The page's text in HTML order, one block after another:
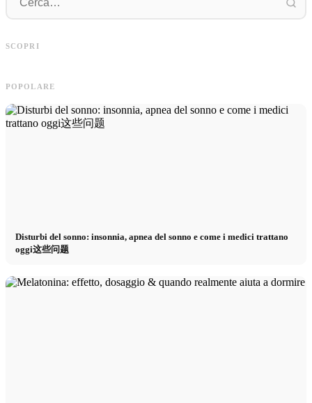
SCOPRI
grazie al marketing online mirato
POPOLARE
Disturbi del sonno: insonnia, apnea del sonno e come i medici trattano
oggi这些问题